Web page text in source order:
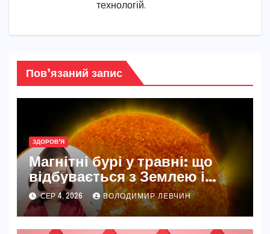
технологій.
Пов’язаний запис
ЗДОРОВ'Я
Магнітні бурі у травні: що
відбувається з Землею і
нашим самопочуттям
СЕР 4, 2026 ВОЛОДИМИР ЛЕВЧИН